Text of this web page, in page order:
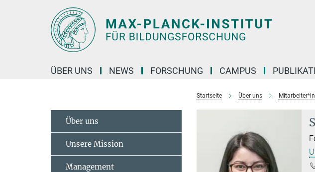
ÜBER UNS NEWS FORSCHUNG CAMPUS
Startseite Über uns
Über uns
Unsere Mission
Management